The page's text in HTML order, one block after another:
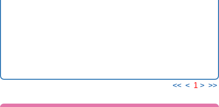
<< < 1 > >>